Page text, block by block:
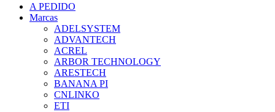
A PEDIDO
Marcas
ADELSYSTEM
ADVANTECH
ACREL
ARBOR TECHNOLOGY
ARESTECH
BANANA PI
CNLINKO
ETI